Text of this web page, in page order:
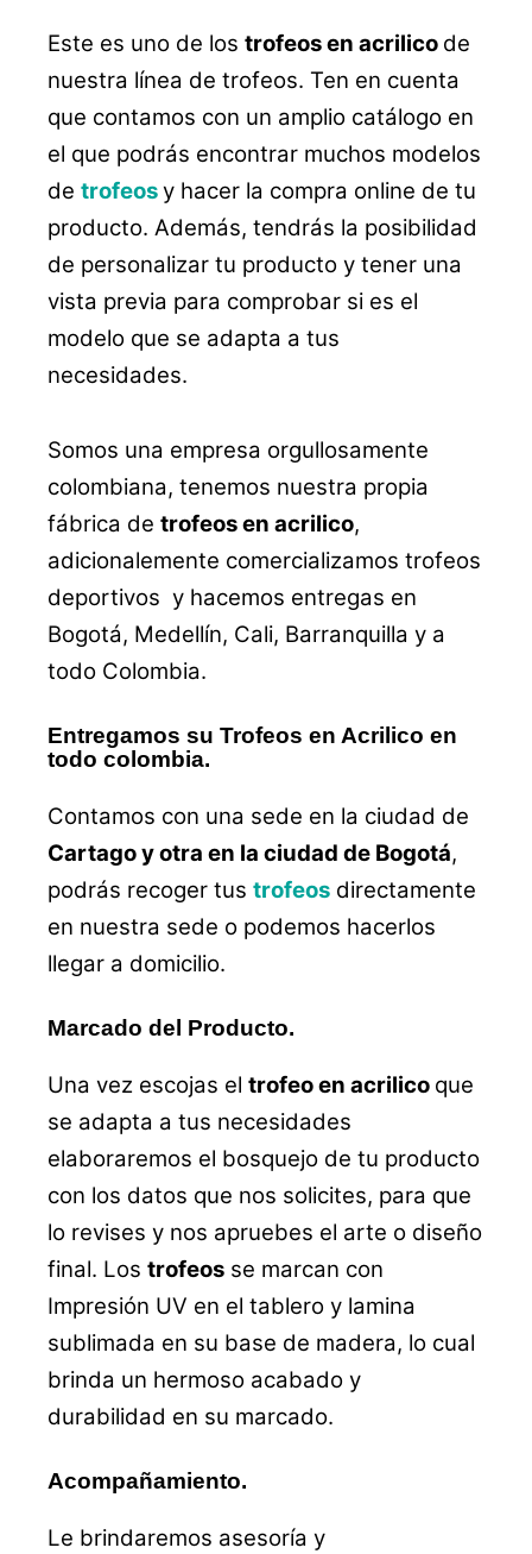
Este es uno de los trofeos en acrilico de
nuestra línea de trofeos. Ten en cuenta
que contamos con un amplio catálogo en
el que podrás encontrar muchos modelos
de trofeosy hacer la compra online de tu
producto. Además, tendrás la posibilidad
de personalizar tu producto y tener una
vista previa para comprobar si es el
modelo que se adapta a tus
necesidades.
Somos una empresa orgullosamente
colombiana, tenemos nuestra propia
fábrica de trofeos en acrilico,
adicionalemente comercializamos trofeos
deportivos y hacemos entregas en
Bogotá, Medellín, Cali, Barranquilla y a
todo Colombia.
Entregamos su Trofeos en Acrilico en
todo colombia.
Contamos con una sede en la ciudad de
Cartago y otra en la ciudad de Bogotá,
podrás recoger tus trofeos directamente
en nuestra sede o podemos hacerlos
llegar a domicilio.
Marcado del Producto.
Una vez escojas el trofeo en acrilico que
se adapta a tus necesidades
elaboraremos el bosquejo de tu producto
con los datos que nos solicites, para que
lo revises y nos apruebes el arte o diseño
final. Los trofeos se marcan con
Impresión UV en el tablero y lamina
sublimada en su base de madera, lo cual
brinda un hermoso acabado y
durabilidad en su marcado.
Acompañamiento.
Le brindaremos asesoría y